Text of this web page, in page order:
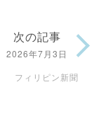
次の記事
2026年7月3日
フィリピン新聞